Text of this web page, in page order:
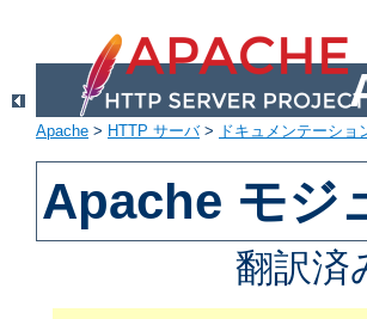
Apache > HTTP サーバ> ドキュメンテーショ
Apache モジ
翻訳済